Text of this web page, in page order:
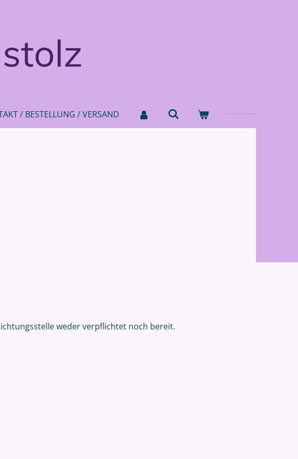
/ BESTELLUNG / VERSAND
weder verpflichtet noch bereit.